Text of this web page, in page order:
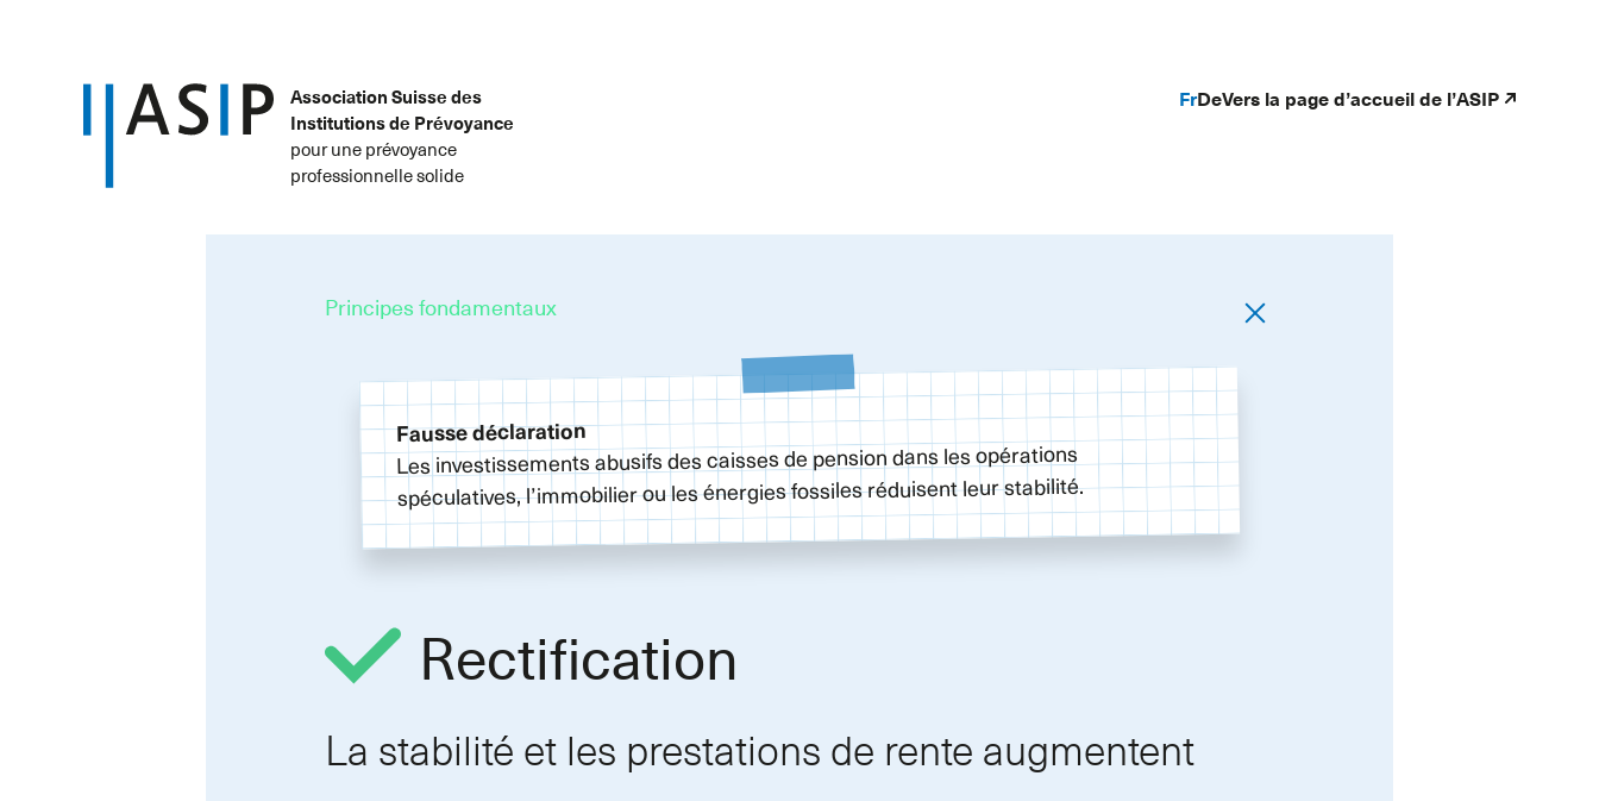
Association Suisse des
Institutions de Prévoyance
pour une prévoyance
professionnelle solide
FrDeVers la page d’accueil de l’ASIP
Principes fondamentaux
Fausse déclaration
Les investissements abusifs des caisses de pension dans les opérations
spéculatives, l’immobilier ou les énergies fossiles réduisent leur stabilité.
Rectification
La stabilité et les prestations de rente augmentent